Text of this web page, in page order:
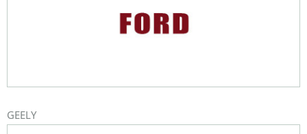
GEELY